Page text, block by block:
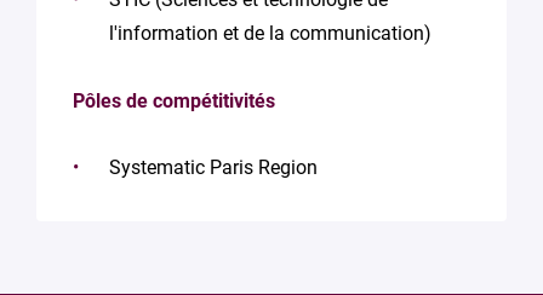
l'information et de la communication)
Pôles de compétitivités
Systematic Paris Region